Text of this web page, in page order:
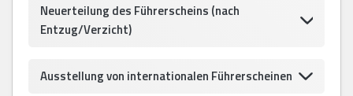
Neuerteilung des Führerscheins (nach
Entzug/Verzicht)
Ausstellung von internationalen Führerscheinen